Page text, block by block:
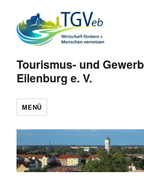
Tourismus- und
Eilenburg e. V.
MENÜ